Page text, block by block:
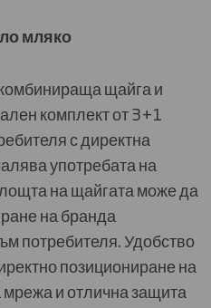
мляко
щайга и
комплект от 3+1
с директна
употребата на
на щайгата може да
на бранда
потребителя. Удобство
позициониране на
и отлична защита